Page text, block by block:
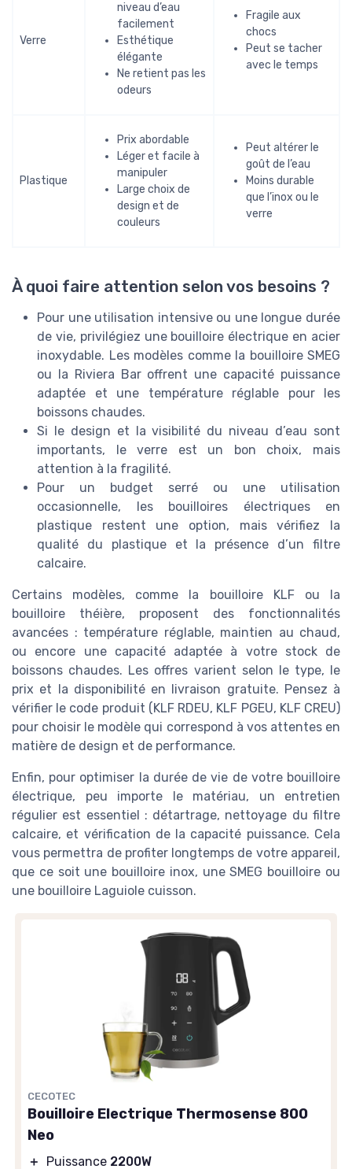
Verre
niveau d’eau
facilement
Esthétique
élégante
Ne retient pas les
odeurs
Fragile aux
chocs
Peut se tacher
avec le temps
Plastique
Prix abordable
Léger et facile à
manipuler
Large choix de
design et de
couleurs
Peut altérer le
goût de l’eau
Moins durable
que l’inox ou le
verre
À quoi faire attention selon vos besoins ?
Pour une utilisation intensive ou une longue durée
de vie, privilégiez une bouilloire électrique en acier
inoxydable. Les modèles comme la bouilloire SMEG
ou la Riviera Bar offrent une capacité puissance
adaptée et une température réglable pour les
boissons chaudes.
Si le design et la visibilité du niveau d’eau sont
importants, le verre est un bon choix, mais
attention à la fragilité.
Pour un budget serré ou une utilisation
occasionnelle, les bouilloires électriques en
plastique restent une option, mais vérifiez la
qualité du plastique et la présence d’un filtre
calcaire.
Certains modèles, comme la bouilloire KLF ou la
bouilloire théière, proposent des fonctionnalités
avancées : température réglable, maintien au chaud,
ou encore une capacité adaptée à votre stock de
boissons chaudes. Les offres varient selon le type, le
prix et la disponibilité en livraison gratuite. Pensez à
vérifier le code produit (KLF RDEU, KLF PGEU, KLF CREU)
pour choisir le modèle qui correspond à vos attentes en
matière de design et de performance.
Enfin, pour optimiser la durée de vie de votre bouilloire
électrique, peu importe le matériau, un entretien
régulier est essentiel : détartrage, nettoyage du filtre
calcaire, et vérification de la capacité puissance. Cela
vous permettra de profiter longtemps de votre appareil,
que ce soit une bouilloire inox, une SMEG bouilloire ou
une bouilloire Laguiole cuisson.
CECOTEC
Bouilloire Electrique Thermosense 800
Neo
＋ Puissance 2200W